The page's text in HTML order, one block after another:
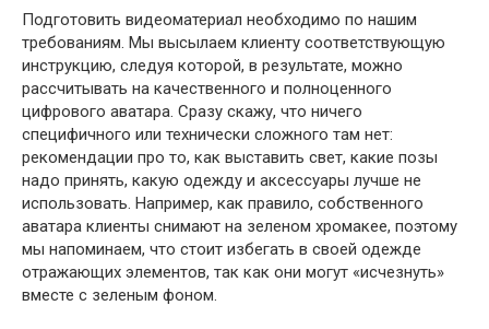
Подготовить видеоматериал необходимо по нашим
требованиям. Мы высылаем клиенту соответствующую
инструкцию, следуя которой, в результате, можно
рассчитывать на качественного и полноценного
цифрового аватара. Сразу скажу, что ничего
специфичного или технически сложного там нет:
рекомендации про то, как выставить свет, какие позы
надо принять, какую одежду и аксессуары лучше не
использовать. Например, как правило, собственного
аватара клиенты снимают на зеленом хромакее, поэтому
мы напоминаем, что стоит избегать в своей одежде
отражающих элементов, так как они могут «исчезнуть»
вместе с зеленым фоном.